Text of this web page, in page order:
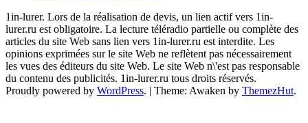
1in-lurer. Lors de la réalisation de devis, un lien actif vers 1in-
lurer.ru est obligatoire. La lecture téléradio partielle ou complète des
articles du site Web sans lien vers 1in-lurer.ru est interdite. Les
opinions exprimées sur le site Web ne reflètent pas nécessairement
les vues des éditeurs du site Web. Le site Web n\'est pas responsable
du contenu des publicités. 1in-lurer.ru tous droits réservés.
Proudly powered by WordPress. | Theme: Awaken by ThemezHut.